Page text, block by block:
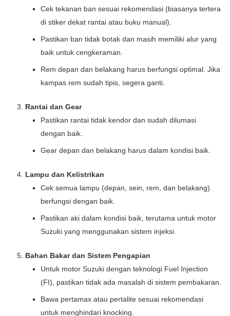
Cek tekanan ban sesuai rekomendasi (biasanya tertera
di stiker dekat rantai atau buku manual).
Pastikan ban tidak botak dan masih memiliki alur yang
baik untuk cengkeraman.
Rem depan dan belakang harus berfungsi optimal. Jika
kampas rem sudah tipis, segera ganti.
Rantai dan Gear
Pastikan rantai tidak kendor dan sudah dilumasi
dengan baik.
Gear depan dan belakang harus dalam kondisi baik.
Lampu dan Kelistrikan
Cek semua lampu (depan, sein, rem, dan belakang)
berfungsi dengan baik.
Pastikan aki dalam kondisi baik, terutama untuk motor
Suzuki yang menggunakan sistem injeksi.
Bahan Bakar dan Sistem Pengapian
Untuk motor Suzuki dengan teknologi Fuel Injection
(FI), pastikan tidak ada masalah di sistem pembakaran.
Bawa pertamax atau pertalite sesuai rekomendasi
untuk menghindari knocking.